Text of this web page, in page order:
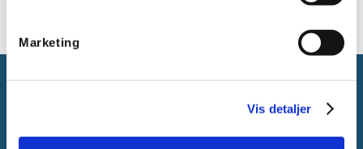
Marketing
Vis detaljer